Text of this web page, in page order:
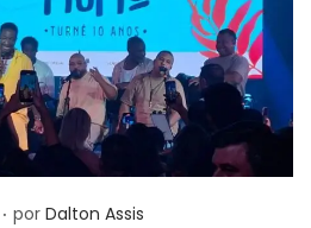
. por Dalton Assis